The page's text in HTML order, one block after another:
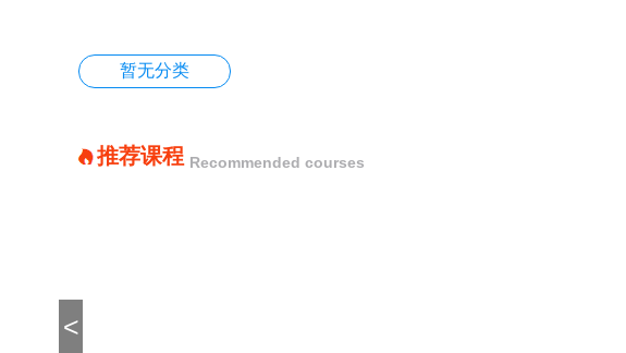
暂无分类
推荐课程 Recommended courses
<